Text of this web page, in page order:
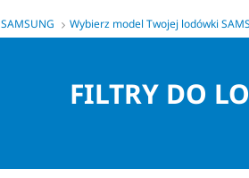
SAMSUNG Wybierz model Twojej lodówki
FILTRY DO